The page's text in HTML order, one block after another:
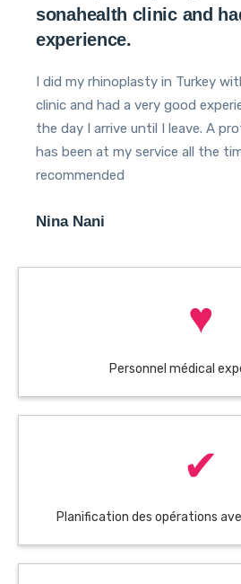
sonahealth clinic and
experience.
I did my rhinoplasty in Turkey
clinic and had a very good
the day I arrive until I leave. A
has been at my service all the
recommended
Nina Nani
♥
Personnel médical
✔
Planification des opérations